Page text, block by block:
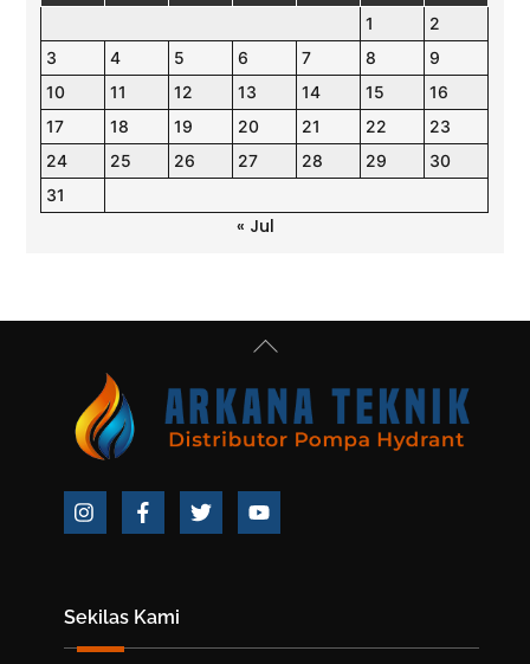
1
2
3
4 5 6 7 8
9
10
11 12 13 14 15
16
17
18 19 20 21 22
23
24
25 26 27 28 29
30
31
« Jul
Back
Top
Icon
Icon
Icon
Icon
Sekilas Kami